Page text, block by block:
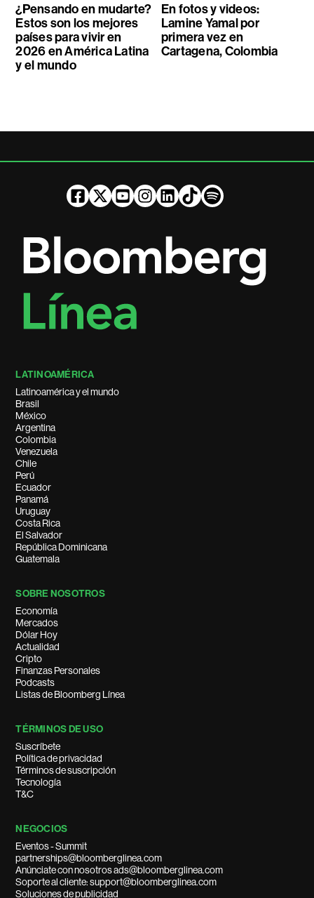
¿Pensando en mudarte?
Estos son los mejores
países para vivir en
2026 en América Latina
y el mundo
En fotos y videos:
Lamine Yamal por
primera vez en
Cartagena, Colombia
LATINOAMÉRICA
Latinoamérica y el mundo
Brasil
México
Argentina
Colombia
Venezuela
Chile
Perú
Ecuador
Panamá
Uruguay
Costa Rica
El Salvador
República Dominicana
Guatemala
SOBRE NOSOTROS
Economía
Mercados
Dólar Hoy
Actualidad
Cripto
Finanzas Personales
Podcasts
Listas de Bloomberg Línea
TÉRMINOS DE USO
Suscríbete
Política de privacidad
Términos de suscripción
Tecnología
T&C
NEGOCIOS
Eventos - Summit
partnerships@bloomberglinea.com
Anúnciate con nosotros ads@bloomberglinea.com
Soporte al cliente: support@bloomberglinea.com
Soluciones de publicidad